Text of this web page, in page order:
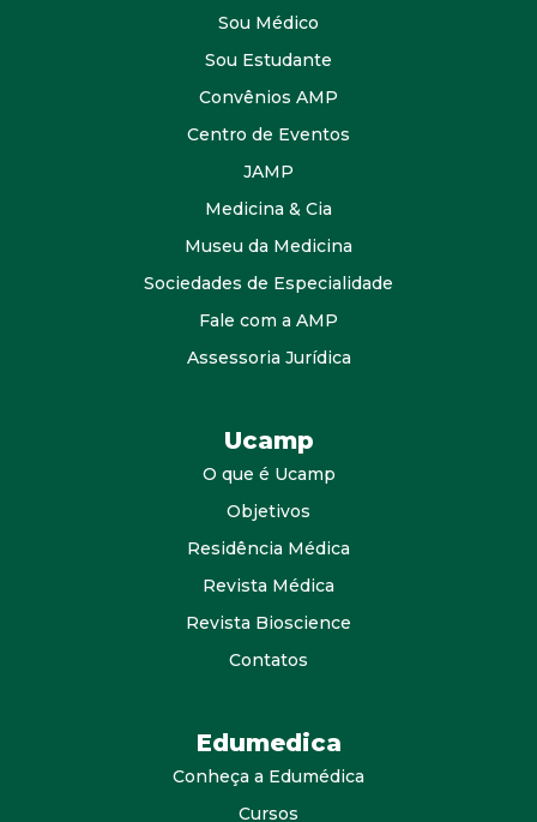
Sou Médico
Sou Estudante
Convênios AMP
Centro de Eventos
JAMP
Medicina & Cia
Museu da Medicina
Sociedades de Especialidade
Fale com a AMP
Assessoria Jurídica
Ucamp
O que é Ucamp
Objetivos
Residência Médica
Revista Médica
Revista Bioscience
Contatos
Edumedica
Conheça a Edumédica
Cursos